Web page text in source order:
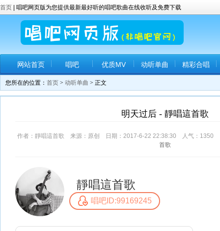
首页 | 唱吧网页版为您提供最新最好听的唱吧歌曲在线收听及免费下载
网站首页 唱吧 优质MV 动听单曲 精彩合唱
您所在的位置： 首页 > 动听单曲 > 正文
明天过后 - 靜唱這首歌
作者：靜唱這首歌 来源：原创 日期：2017-6-22 22:38:30 人气： 1350
首歌
靜唱這首歌
唱吧ID:99169245